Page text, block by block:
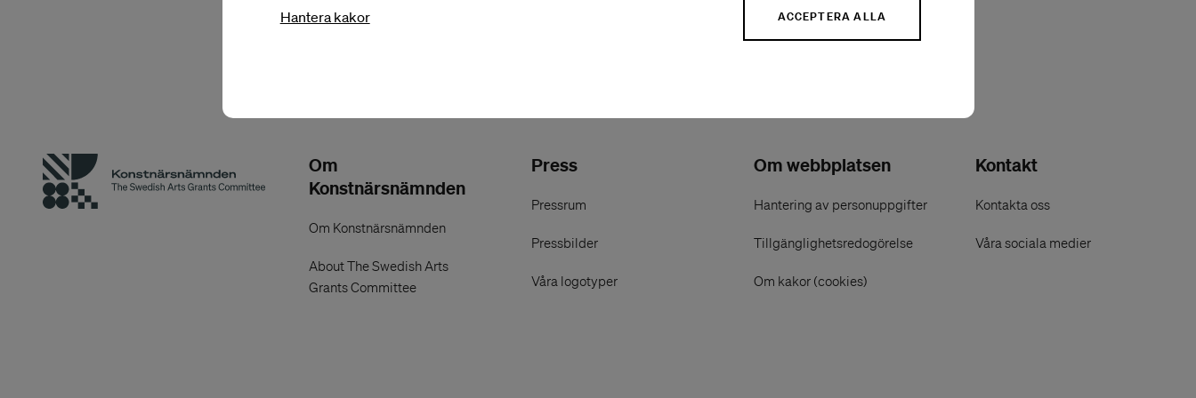
Om
Konstnärsnämnden
Om Konstnärsnämnden
About The Swedish Arts
Grants Committee
Press
Pressrum
Pressbilder
Våra logotyper
Om webbplatsen
Hantering av personuppgifter
Tillgänglighetsredogörelse
Om kakor (cookies)
Kontakt
Kontakta oss
Våra sociala medier
Hantera kakor ACCEPTERA ALLA